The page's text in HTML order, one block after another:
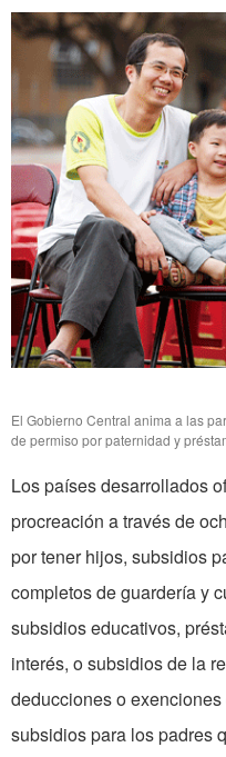
El Gobierno Central anima a las
de permiso por paternidad y
Los países desarrollados
procreación a través de
por tener hijos, subsidios
completos de guardería y
subsidios educativos,
interés, o subsidios de la
deducciones o
subsidios para los padres